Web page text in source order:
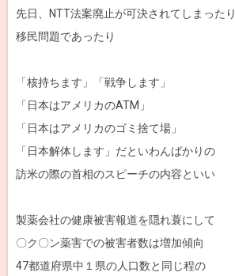
先日、NTT法案廃止が可決されてしまったり
移民問題であったり
「核持ちます」「戦争します」
「日本はアメリカのATM」
「日本はアメリカのゴミ捨て場」
「日本解体します」だといわんばかりの
訪米の際の首相のスピーチの内容といい
製薬会社の健康被害報道を隠れ蓑にして
〇ク〇ン薬害での被害者数は増加傾向
47都道府県中１県の人口数と同じ程の